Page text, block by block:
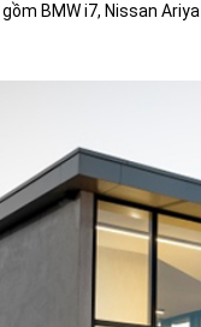
BMW i7, Nissan